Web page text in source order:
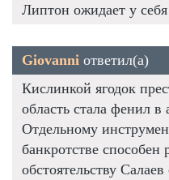
Липтон ожидает у себя
Giovanni ответил(а)
Кислинкой ягодок
область стала фенил в
Отдельному
банкротстве способен
обстоятельству